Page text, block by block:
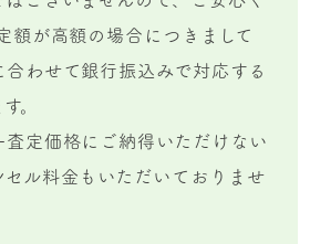
額が高額の場合につきまして
合わせて銀行振込みで対応する
。
査定価格にご納得いただけない
セル料金もいただいておりませ